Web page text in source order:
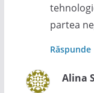
partea
Răspunde
Alina